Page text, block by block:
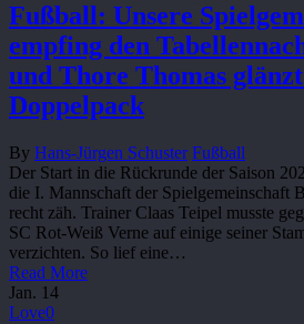
Fußball: Unsere
empfing den
und Thore Thomas
Doppelpack
By Hans-Jürgen Schuster Fußball
Der Start in die Rückrunde der Saison
die I. Mannschaft der Spielgemeinschaft
recht zäh. Trainer Claas Teipel musste
SC Rot-Weiß Verne auf einige seiner
verzichten. So lief eine…
Read More
Jan. 14
Love0